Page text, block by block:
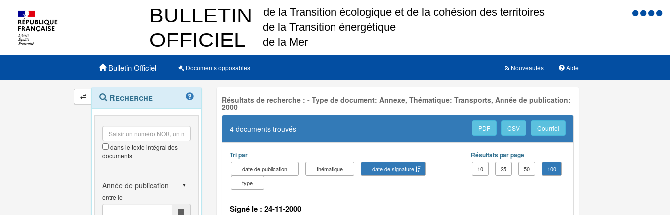
Menu
Menu principal
Bulletin Officiel Documents opposables Aide
Nouveautés
Navigation
et
outils
annexes
Menu
contextuel
Recherche
dans le texte intégral des
documents
entre le
Résultats de recherche : - Type de document: Annexe, Thématique: Transports, Année de publication:
2000
4 documents trouvés PDF CSV Courriel
Tri par
date de publication thématique
date de signature
type
Résultats par page
10 25 50 100
Signé le : 24-11-2000